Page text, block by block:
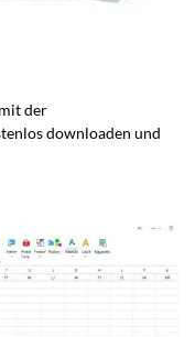
der
downloaden und